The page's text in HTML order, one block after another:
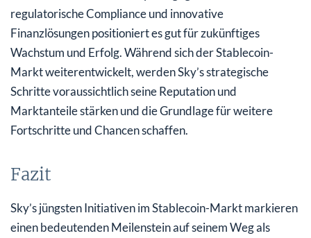
regulatorische Compliance und innovative
Finanzlösungen positioniert es gut für zukünftiges
Wachstum und Erfolg. Während sich der Stablecoin-
Markt weiterentwickelt, werden Sky’s strategische
Schritte voraussichtlich seine Reputation und
Marktanteile stärken und die Grundlage für weitere
Fortschritte und Chancen schaffen.
Fazit
Sky’s jüngsten Initiativen im Stablecoin-Markt markieren
einen bedeutenden Meilenstein auf seinem Weg als